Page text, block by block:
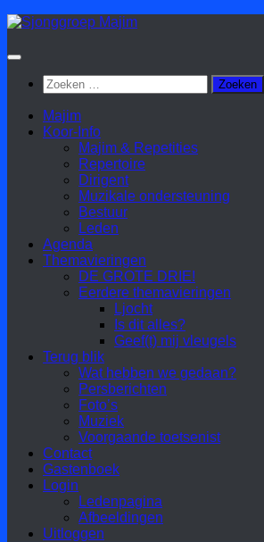
Doorgaan
inhoud
Zoeken
naar:
Majim
Koor-Info
Majim & Repetities
Repertoire
Dirigent
Muzikale ondersteuning
Bestuur
Leden
Agenda
Themavieringen
DE GROTE DRIE!
Eerdere themavieringen
Ljocht
Is dit alles?
Geef(t) mij vleugels
Terug blik
Wat hebben we gedaan?
Persberichten
Foto’s
Muziek
Voorgaande toetsenist
Contact
Gastenboek
Login
Ledenpagina
Afbeeldingen
Uitloggen